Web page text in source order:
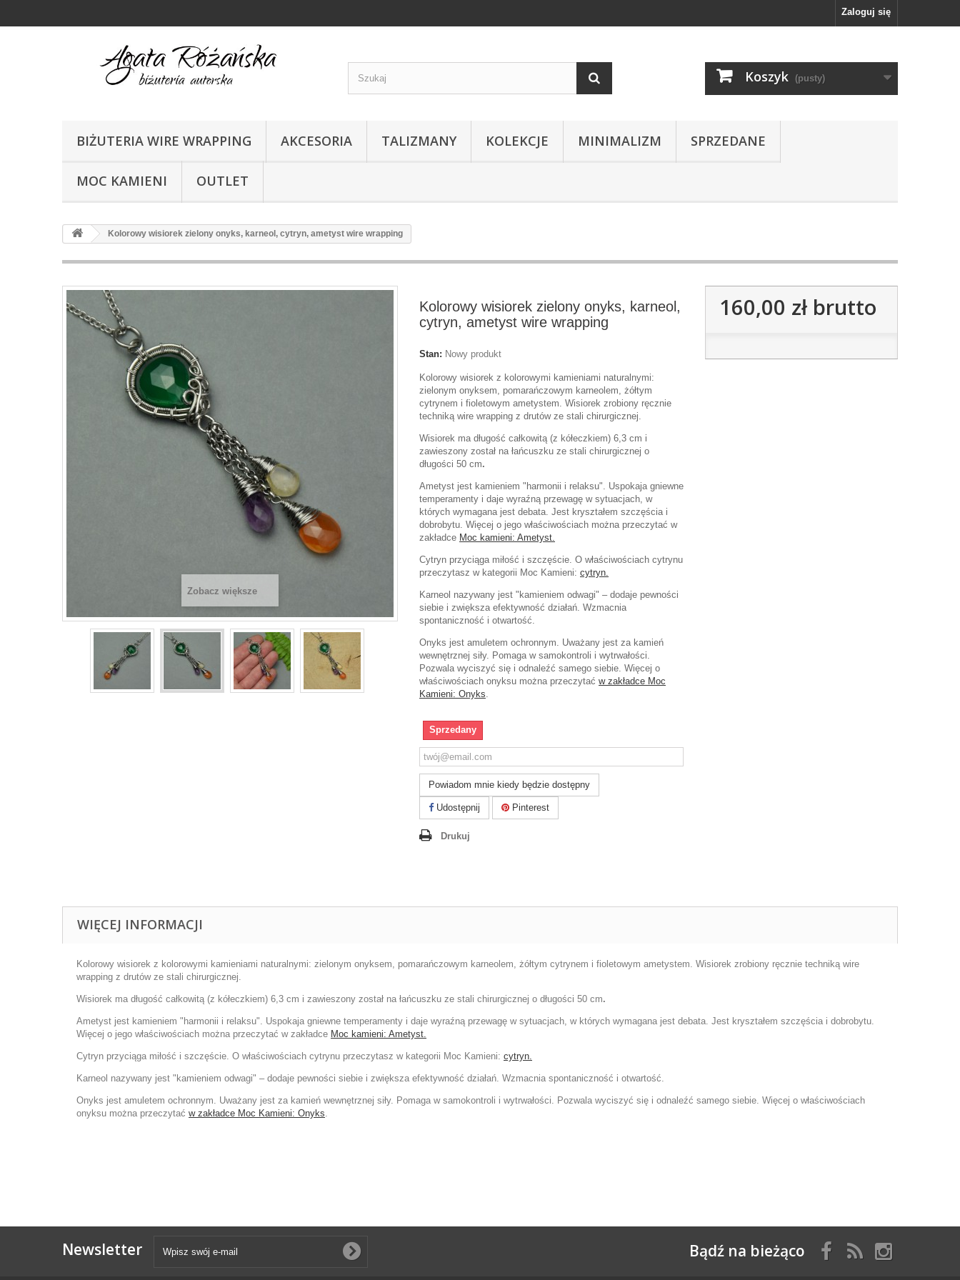
Zaloguj się
Koszyk (pusty)
BIŻUTERIA WIRE WRAPPING AKCESORIA TALIZMANY KOLEKCJE MINIMALIZM SPRZEDANE
MOC KAMIENI OUTLET
Kolorowy wisiorek zielony onyks, karneol, cytryn, ametyst wire wrapping
Zobacz większe
Kolorowy wisiorek zielony onyks, karneol,
cytryn, ametyst wire wrapping
Stan: Nowy produkt
Kolorowy wisiorek z kolorowymi kamieniami naturalnymi:
zielonym onyksem, pomarańczowym karneolem, żółtym
cytrynem i fioletowym ametystem. Wisiorek zrobiony ręcznie
techniką wire wrapping z drutów ze stali chirurgicznej.
Wisiorek ma długość całkowitą (z kółeczkiem) 6,3 cm i
zawieszony został na łańcuszku ze stali chirurgicznej o
długości 50 cm.
Ametyst jest kamieniem "harmonii i relaksu". Uspokaja gniewne
temperamenty i daje wyraźną przewagę w sytuacjach, w
których wymagana jest debata. Jest kryształem szczęścia i
dobrobytu. Więcej o jego właściwościach można przeczytać w
zakładce Moc kamieni: Ametyst.
Cytryn przyciąga miłość i szczęście. O właściwościach cytrynu
przeczytasz w kategorii Moc Kamieni: cytryn.
Karneol nazywany jest "kamieniem odwagi" – dodaje pewności
siebie i zwiększa efektywność działań. Wzmacnia
spontaniczność i otwartość.
Onyks jest amuletem ochronnym. Uważany jest za kamień
wewnętrznej siły. Pomaga w samokontroli i wytrwałości.
Pozwala wyciszyć się i odnaleźć samego siebie. Więcej o
właściwościach onyksu można przeczytać w zakładce Moc
Kamieni: Onyks
Sprzedany
Powiadom mnie kiedy będzie dostępny
Udostępnij Pinterest
Drukuj
160,00 złbrutto
WIĘCEJ INFORMACJI
Kolorowy wisiorek z kolorowymi kamieniami naturalnymi: zielonym onyksem, pomarańczowym karneolem, żółtym cytrynem i fioletowym ametystem. Wisiorek zrobiony ręcznie techniką wire
wrapping z drutów ze stali chirurgicznej.
Wisiorek ma długość całkowitą (z kółeczkiem) 6,3 cm i zawieszony został na łańcuszku ze stali chirurgicznej o długości 50 cm.
Ametyst jest kamieniem "harmonii i relaksu". Uspokaja gniewne temperamenty i daje wyraźną przewagę w sytuacjach, w których wymagana jest debata. Jest kryształem szczęścia i dobrobytu.
Więcej o jego właściwościach można przeczytać w zakładce Moc kamieni: Ametyst.
Cytryn przyciąga miłość i szczęście. O właściwościach cytrynu przeczytasz w kategorii Moc Kamieni: cytryn.
Karneol nazywany jest "kamieniem odwagi" – dodaje pewności siebie i zwiększa efektywność działań. Wzmacnia spontaniczność i otwartość.
Onyks jest amuletem ochronnym. Uważany jest za kamień wewnętrznej siły. Pomaga w samokontroli i wytrwałości. Pozwala wyciszyć się i odnaleźć samego siebie. Więcej o właściwościach
onyksu można przeczytać w zakładce Moc Kamieni: Onyks
Newsletter Bądź na bieżąco